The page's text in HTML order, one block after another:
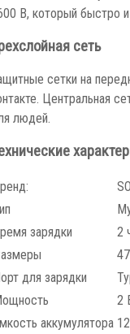
В, который быстро
сеть
сетки на
Центральная
людей.
зарядки
2
для зарядки
2
аккумулятора